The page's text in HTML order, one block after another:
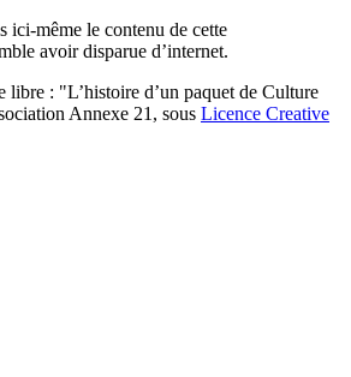
ici-même le contenu de cette
avoir disparue d’internet.
libre : "L’histoire d’un paquet de Culture
Annexe 21, sous Licence Creative